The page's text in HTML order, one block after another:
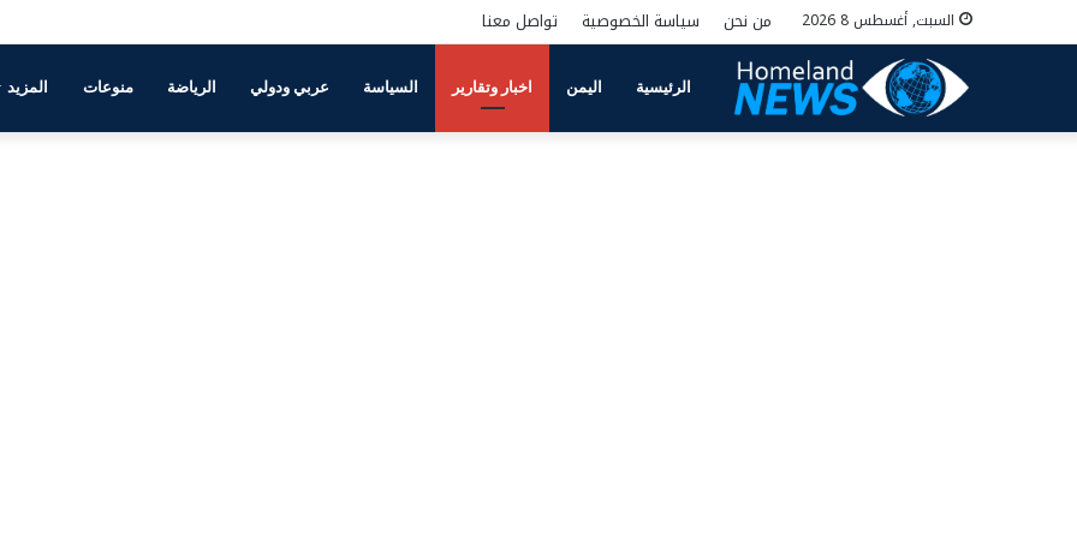
السبت, أغسطس 8 2026 من نحن سياسة الخصوصية تواصل معنا
الرئيسية اليمن اخبار وتقارير السياسة عربي ودولي الرياضة منوعات المزيد